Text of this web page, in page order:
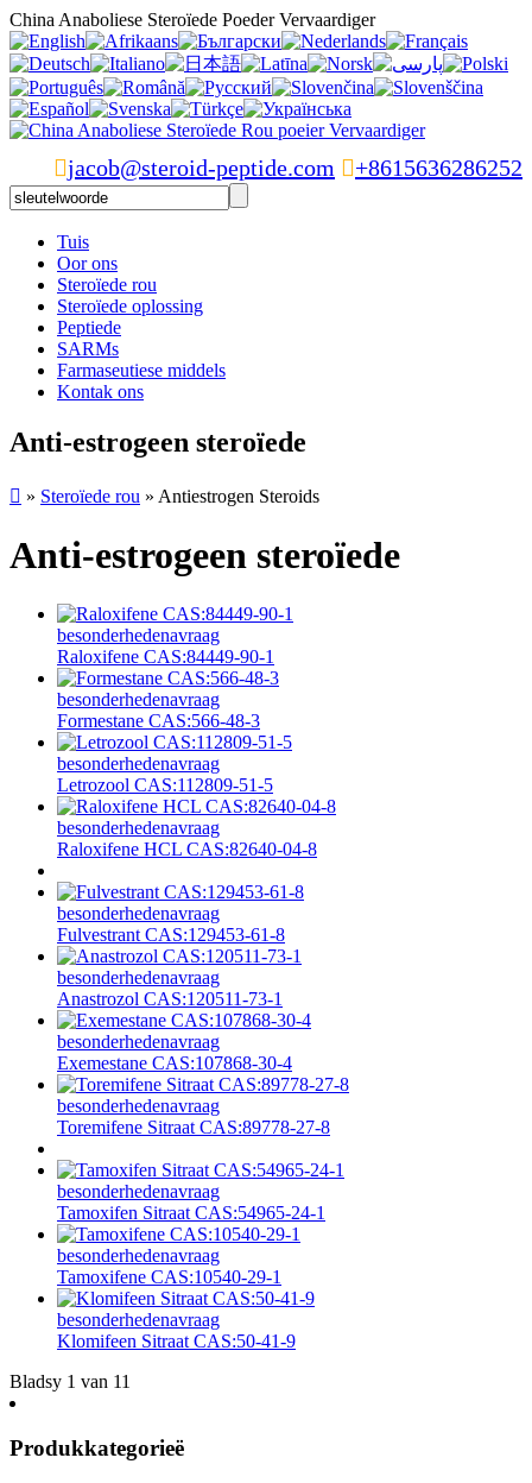
China Anaboliese Steroïede Poeder Vervaardiger
jacob@steroid-peptide.com +8615636286252
Tuis
Oor ons
Steroïede rou
Steroïede oplossing
Peptiede
SARMs
Farmaseutiese middels
Kontak ons
Anti-estrogeen steroïede
 » Steroïede rou » Antiestrogen Steroids
Anti-estrogeen steroïede
besonderhedenavraag
Raloxifene CAS:84449-90-1
besonderhedenavraag
Formestane CAS:566-48-3
besonderhedenavraag
Letrozool CAS:112809-51-5
besonderhedenavraag
Raloxifene HCL CAS:82640-04-8
besonderhedenavraag
Fulvestrant CAS:129453-61-8
besonderhedenavraag
Anastrozol CAS:120511-73-1
besonderhedenavraag
Exemestane CAS:107868-30-4
besonderhedenavraag
Toremifene Sitraat CAS:89778-27-8
besonderhedenavraag
Tamoxifen Sitraat CAS:54965-24-1
besonderhedenavraag
Tamoxifene CAS:10540-29-1
besonderhedenavraag
Klomifeen Sitraat CAS:50-41-9
Bladsy 1 van 11
Produkkategorieë